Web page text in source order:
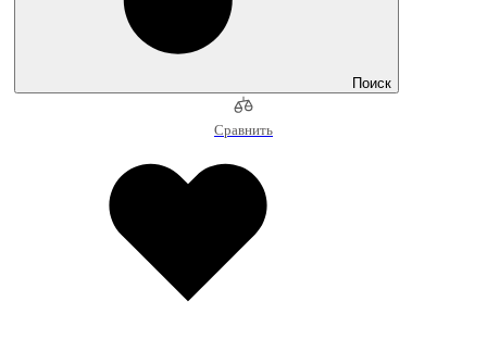
Поиск
Сравнить